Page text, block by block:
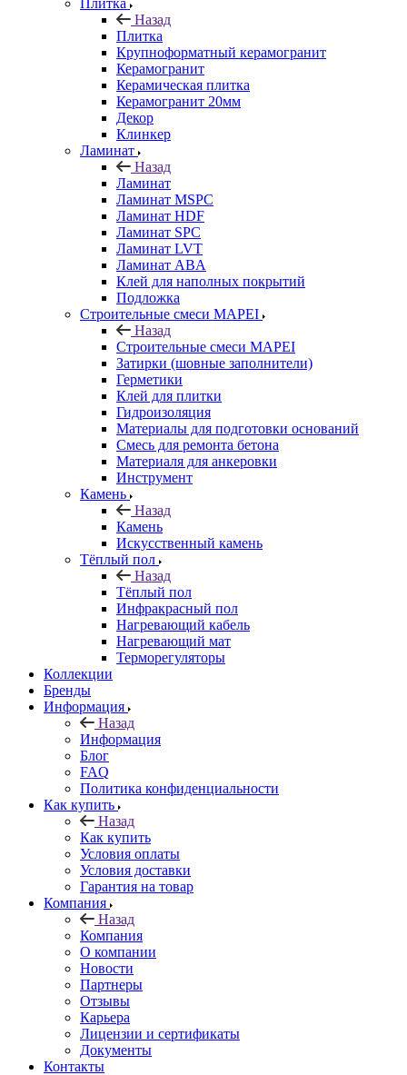
Плитка
Назад
Плитка
Крупноформатный керамогранит
Керамогранит
Керамическая плитка
Керамогранит 20мм
Декор
Клинкер
Ламинат
Назад
Ламинат
Ламинат MSPC
Ламинат HDF
Ламинат SPC
Ламинат LVT
Ламинат ABA
Клей для наполных покрытий
Подложка
Строительные смеси MAPEI
Назад
Строительные смеси MAPEI
Затирки (шовные заполнители)
Герметики
Клей для плитки
Гидроизоляция
Материалы для подготовки оснований
Смесь для ремонта бетона
Материаля для анкеровки
Инструмент
Камень
Назад
Камень
Искусственный камень
Тёплый пол
Назад
Тёплый пол
Инфракрасный пол
Нагревающий кабель
Нагревающий мат
Терморегуляторы
Коллекции
Бренды
Информация
Назад
Информация
Блог
FAQ
Политика конфиденциальности
Как купить
Назад
Как купить
Условия оплаты
Условия доставки
Гарантия на товар
Компания
Назад
Компания
О компании
Новости
Партнеры
Отзывы
Карьера
Лицензии и сертификаты
Документы
Контакты